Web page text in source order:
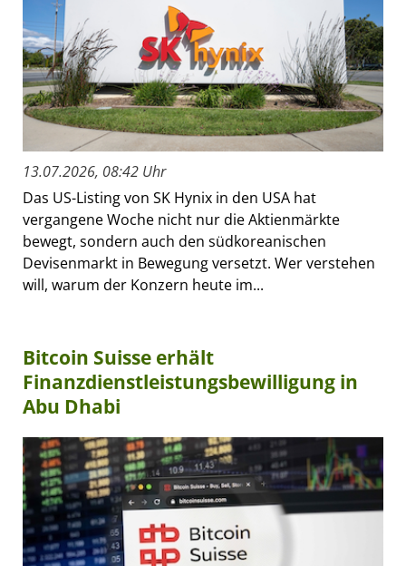
13.07.2026, 08:42 Uhr
Das US-Listing von SK Hynix in den USA hat
vergangene Woche nicht nur die Aktienmärkte
bewegt, sondern auch den südkoreanischen
Devisenmarkt in Bewegung versetzt. Wer verstehen
will, warum der Konzern heute im...
Bitcoin Suisse erhält
Finanzdienstleistungsbewilligung in
Abu Dhabi